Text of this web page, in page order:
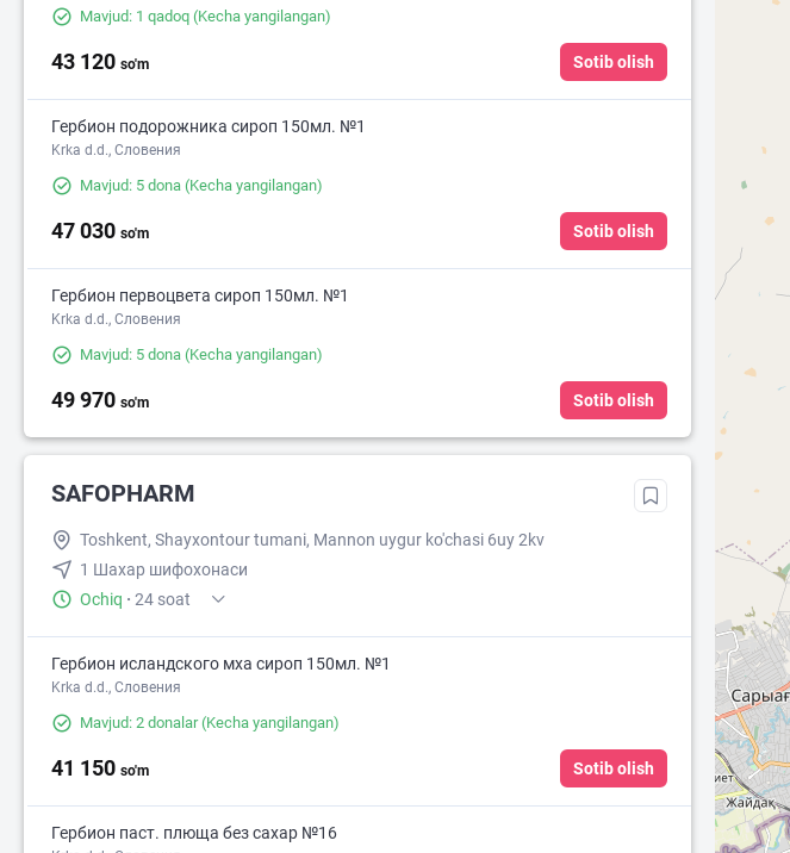
Mavjud: 1 qadoq (Kecha yangilangan)
43 120 so'm Sotib olish
Гербион подорожника сироп 150мл. №1
Krka d.d., Словения
Mavjud: 5 dona (Kecha yangilangan)
47 030 so'm Sotib olish
Гербион первоцвета сироп 150мл. №1
Krka d.d., Словения
Mavjud: 5 dona (Kecha yangilangan)
49 970 so'm Sotib olish
SAFOPHARM
Toshkent, Shayxontour tumani, Mannon uygur ko'chasi 6uy 2kv
1 Шахар шифохонаси
Ochiq · 24 soat
Гербион исландского мха сироп 150мл. №1
Krka d.d., Словения
Mavjud: 2 donalar(Kecha yangilangan)
41 150 so'm Sotib olish
Гербион паст. плюща без сахар №16